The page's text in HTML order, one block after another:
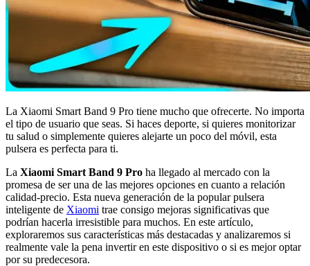
La Xiaomi Smart Band 9 Pro tiene mucho que ofrecerte. No importa
el tipo de usuario que seas. Si haces deporte, si quieres monitorizar
tu salud o simplemente quieres alejarte un poco del móvil, esta
pulsera es perfecta para ti.
La Xiaomi Smart Band 9 Pro ha llegado al mercado con la
promesa de ser una de las mejores opciones en cuanto a relación
calidad-precio. Esta nueva generación de la popular pulsera
inteligente de Xiaomi trae consigo mejoras significativas que
podrían hacerla irresistible para muchos. En este artículo,
exploraremos sus características más destacadas y analizaremos si
realmente vale la pena invertir en este dispositivo o si es mejor optar
por su predecesora.